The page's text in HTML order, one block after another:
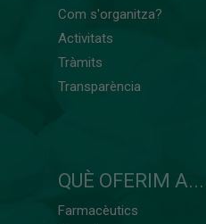
Com s'organitza?
Activitats
Tràmits
Transparència
QUÈ OFERIM A...
Farmacèutics